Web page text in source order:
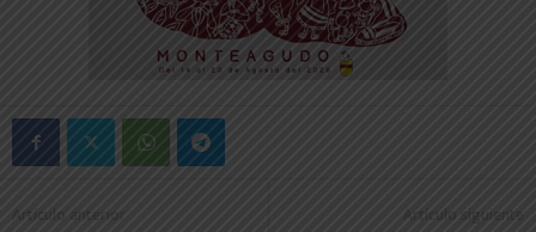
Artículo anterior Artículo siguiente